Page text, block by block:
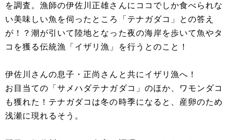
を調査。漁師の伊佐川正雄さんにココでしか食べられな
い美味しい魚を伺ったところ「テナガダコ」との答え
が！？潮が引いて陸地となった夜の海岸を歩いて魚やタ
コを獲る伝統漁「イザリ漁」を行うとのこと！
伊佐川さんの息子・正尚さんと共にイザリ漁へ！
お目当ての「サメハダテナガダコ」のほか、ワモンダコ
も獲れた！テナガダコは冬の時季になると、産卵のため
浅瀬に現れるそう。